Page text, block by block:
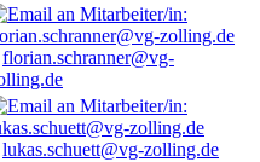
florian.schranner@vg-
lukas.schuett@vg-zolling.de